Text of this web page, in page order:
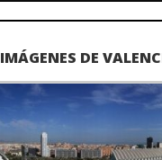
IMÁGENES DE